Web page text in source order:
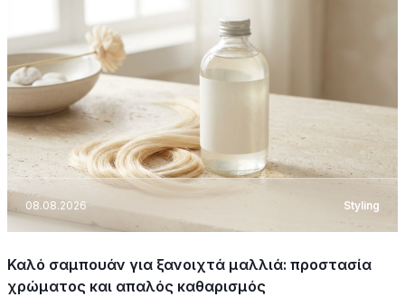
08.08.2026 Styling
Καλό σαμπουάν για ξανοιχτά μαλλιά: προστασία
χρώματος και απαλός καθαρισμός